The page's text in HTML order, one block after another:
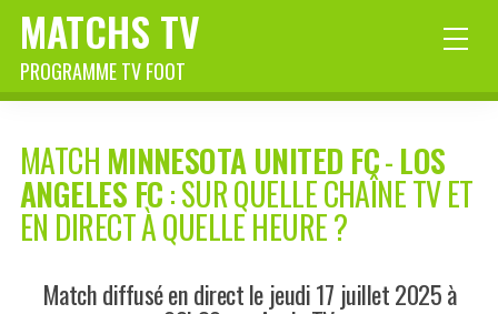
MATCHS TV
PROGRAMME TV FOOT
MATCH MINNESOTA UNITED FC-LOS
ANGELES FC: SUR QUELLE CHAÎNE TV ET
EN DIRECT À QUELLE HEURE ?
Match diffusé en direct le jeudi 17 juillet 2025 à